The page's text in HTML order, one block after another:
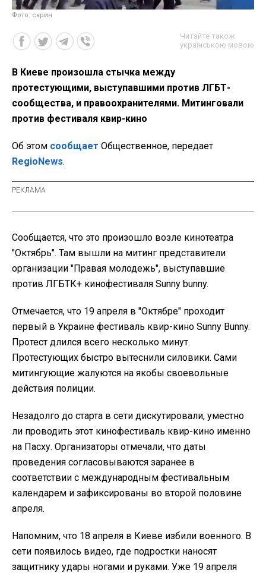
Фото: скрин
Читайте також
українською мовою
В Киеве произошла стычка между
протестующими, выступавшими против ЛГБТ-
сообщества, и правоохранителями. Митинговали
против фестиваля квир-кино
Об этом сообщает Общественное, передает
RegioNews.
Сообщается, что это произошло возле кинотеатра
"Октябрь". Там вышли на митинг представители
организации "Правая молодежь", выступавшие
против ЛГБТК+ кинофестиваля Sunny bunny.
Отмечается, что 19 апреля в "Октябре" проходит
первый в Украине фестиваль квир-кино Sunny Bunny.
Протест длился всего несколько минут.
Протестующих быстро вытеснили силовики. Сами
митингующие жалуются на якобы своевольные
действия полиции.
Незадолго до старта в сети дискутировали, уместно
ли проводить этот кинофестиваль квир-кино именно
на Пасху. Организаторы отмечали, что даты
проведения согласовываются заранее в
соответствии с международным фестивальным
календарем и зафиксированы во второй половине
апреля.
Напомним, что 18 апреля в Киеве избили военного. В
сети появилось видео, где подростки наносят
защитнику удары ногами и руками. Уже 19 апреля